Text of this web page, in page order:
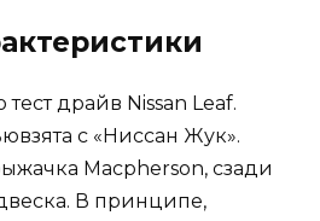
драйв Nissan Leaf.
с «Ниссан Жук».
Macpherson, сзади
В принципе,